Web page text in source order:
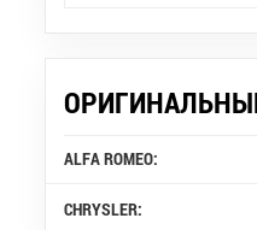
ALFA ROMEO:
CHRYSLER: